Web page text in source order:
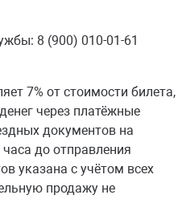
8 (900) 010-01-61
7% от стоимости билета,
через платёжные
документов на
до отправления
указана с учётом всех
продажу не